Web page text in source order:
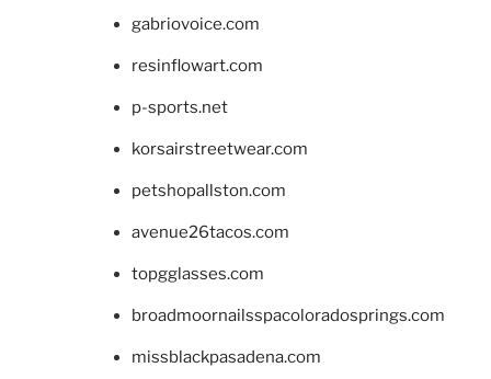
gabriovoice.com
resinflowart.com
p-sports.net
korsairstreetwear.com
petshopallston.com
avenue26tacos.com
topgglasses.com
broadmoornailsspacoloradosprings.com
missblackpasadena.com